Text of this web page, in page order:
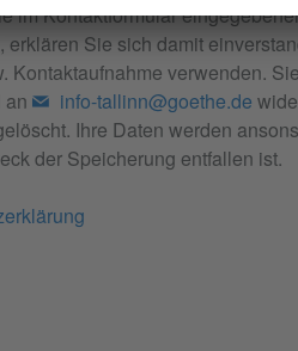
im Kontaktformular
erklären Sie sich damit
Kontaktaufnahme verwenden.
an
info-tallinn@goethe.de
Ihre Daten werden
der Speicherung entfallen ist.